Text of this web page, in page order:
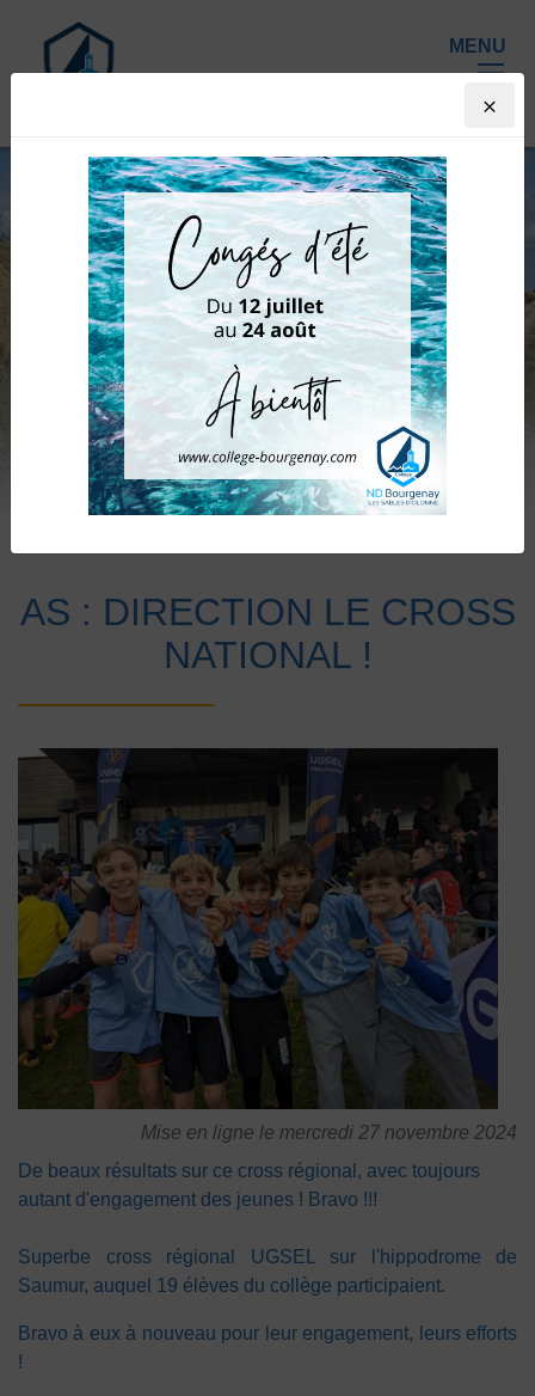
AS : DIRECTION LE CROSS
NATIONAL !
Mise en ligne le mercredi 27 novembre 2024
De beaux résultats sur ce cross régional, avec toujours
autant d'engagement des jeunes ! Bravo !!!
Superbe cross régional UGSEL sur l'hippodrome de
Saumur, auquel 19 élèves du collège participaient.
Bravo à eux à nouveau pour leur engagement, leurs efforts
!